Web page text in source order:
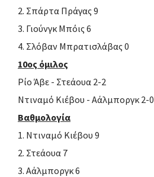
2. Σπάρτα Πράγας 9
3. Γιούνγκ Μπόις 6
4. Σλόβαν Μπρατισλάβας 0
10ος όμιλος
Ρίο Άβε - Στεάουα 2-2
Ντιναμό Κιέβου - Αάλμποργκ 2-0
Βαθμολογία
1. Ντιναμό Κιέβου 9
2. Στεάουα 7
3. Αάλμποργκ 6